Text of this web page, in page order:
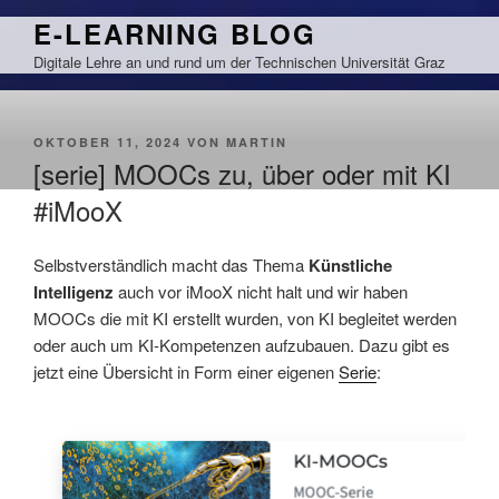
Zum
springen
E-LEARNING BLOG
Digitale Lehre an und rund um der Technischen Universität Graz
VERÖFFENTLICHT
OKTOBER 11, 2024 VON MARTIN
[serie] MOOCs zu, über oder mit KI
#iMooX
Selbstverständlich macht das Thema Künstliche
Intelligenz auch vor iMooX nicht halt und wir haben
MOOCs die mit KI erstellt wurden, von KI begleitet werden
oder auch um KI-Kompetenzen aufzubauen. Dazu gibt es
jetzt eine Übersicht in Form einer eigenenSerie: